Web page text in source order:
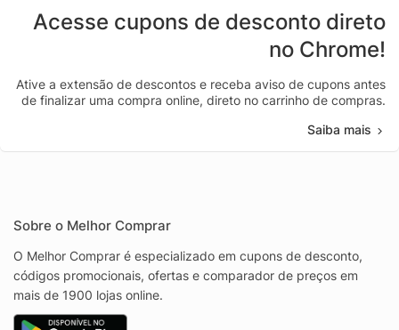
Acesse cupons de desconto direto
no Chrome!
Ative a extensão de descontos e receba aviso de cupons antes
de finalizar uma compra online, direto no carrinho de compras.
Saiba mais
Sobre o Melhor Comprar
O Melhor Comprar é especializado em cupons de desconto,
códigos promocionais, ofertas e comparador de preços em
mais de 1900 lojas online.